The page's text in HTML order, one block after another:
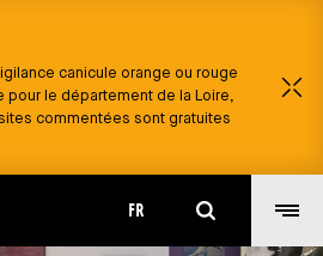
canicule orange ou rouge
pour le département de la Loire,
commentées sont gratuites
Rechercher
FR